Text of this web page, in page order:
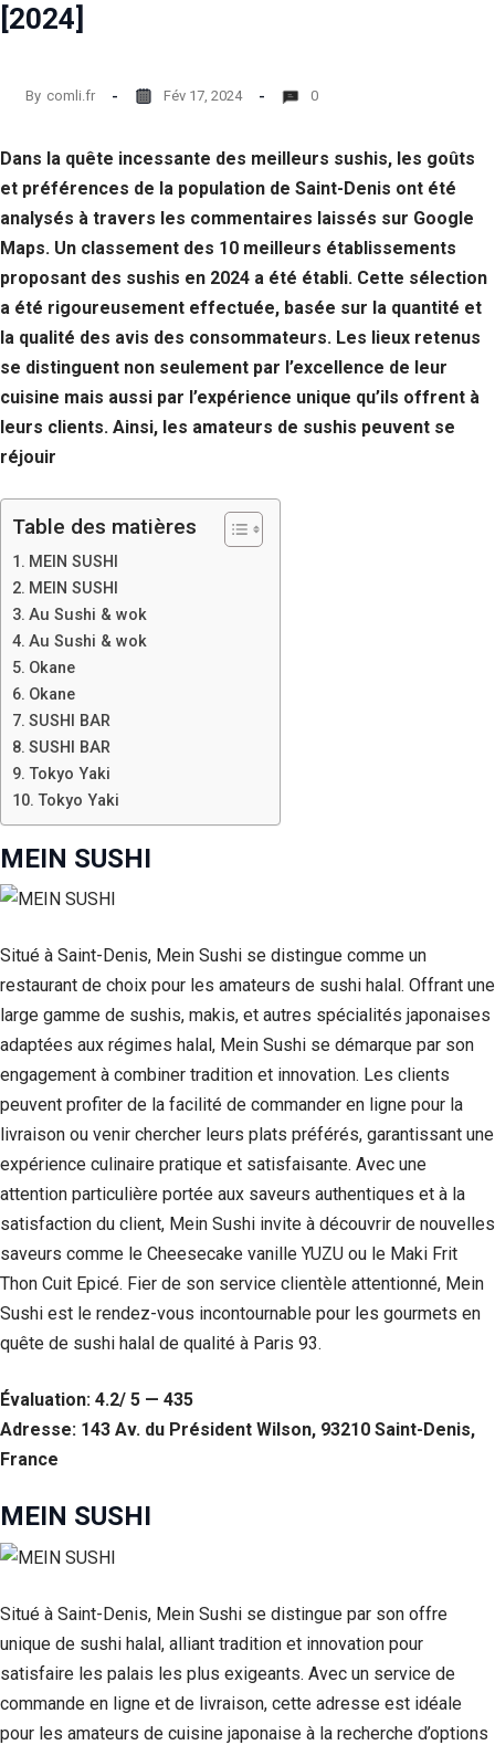
[2024]
By comli.fr Fév 17, 2024 0
Dans la quête incessante des meilleurs sushis, les goûts
et préférences de la population de Saint-Denis ont été
analysés à travers les commentaires laissés sur Google
Maps. Un classement des 10 meilleurs établissements
proposant des sushis en 2024 a été établi. Cette sélection
a été rigoureusement effectuée, basée sur la quantité et
la qualité des avis des consommateurs. Les lieux retenus
se distinguent non seulement par l’excellence de leur
cuisine mais aussi par l’expérience unique qu’ils offrent à
leurs clients. Ainsi, les amateurs de sushis peuvent se
réjouir
Table des matières
MEIN SUSHI
MEIN SUSHI
Au Sushi & wok
Au Sushi & wok
Okane
Okane
SUSHI BAR
SUSHI BAR
Tokyo Yaki
Tokyo Yaki
MEIN SUSHI
Situé à Saint-Denis, Mein Sushi se distingue comme un
restaurant de choix pour les amateurs de sushi halal. Offrant une
large gamme de sushis, makis, et autres spécialités japonaises
adaptées aux régimes halal, Mein Sushi se démarque par son
engagement à combiner tradition et innovation. Les clients
peuvent profiter de la facilité de commander en ligne pour la
livraison ou venir chercher leurs plats préférés, garantissant une
expérience culinaire pratique et satisfaisante. Avec une
attention particulière portée aux saveurs authentiques et à la
satisfaction du client, Mein Sushi invite à découvrir de nouvelles
saveurs comme le Cheesecake vanille YUZU ou le Maki Frit
Thon Cuit Epicé. Fier de son service clientèle attentionné, Mein
Sushi est le rendez-vous incontournable pour les gourmets en
quête de sushi halal de qualité à Paris 93.
Évaluation: 4.2/ 5 — 435
Adresse: 143 Av. du Président Wilson, 93210 Saint-Denis,
France
MEIN SUSHI
Situé à Saint-Denis, Mein Sushi se distingue par son offre
unique de sushi halal, alliant tradition et innovation pour
satisfaire les palais les plus exigeants. Avec un service de
commande en ligne et de livraison, cette adresse est idéale
pour les amateurs de cuisine japonaise à la recherche d’options